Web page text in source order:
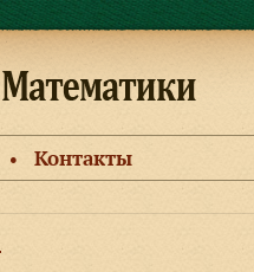
● Контакты